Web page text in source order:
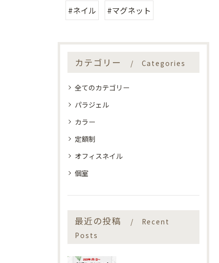
#ネイル #マグネット
カテゴリー Categories
全てのカテゴリー
パラジェル
カラー
定額制
オフィスネイル
個室
最近の投稿
Recent
Posts